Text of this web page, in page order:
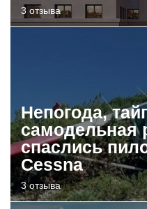
3 отзыва
Непогода,
самодельная
спаслись
Cessna
3 отзыва